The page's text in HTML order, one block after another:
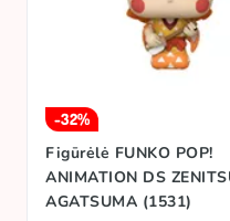
-32%
Figūrėlė FUNKO POP!
ANIMATION DS
AGATSUMA (1531)